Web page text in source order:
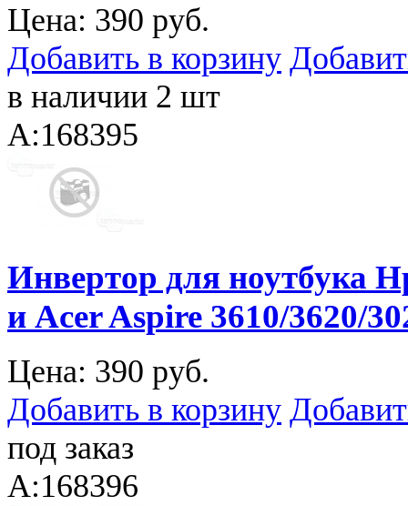
Цена: 390 руб.
Добавить в корзину
в наличии 2 шт
A:168395
Инвертор для ноутбука
и Acer Aspire 3610/3620/
Цена: 390 руб.
Добавить в корзину
под заказ
A:168396